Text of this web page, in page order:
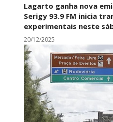
Lagarto ganha nova
Serigy 93.9 FM inicia
experimentais neste
20/12/2025